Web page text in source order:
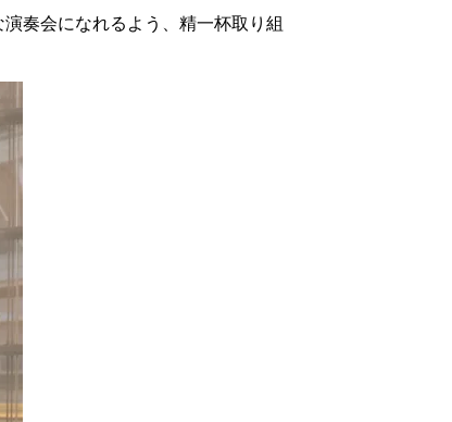
奏会になれるよう、精一杯取り組